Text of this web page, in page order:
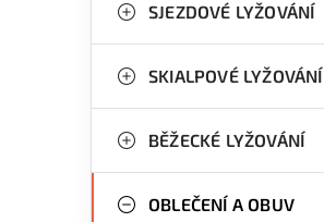
e
e
o
i
SJEZDOVÉ LYŽOVÁNÍ
SKIALPOVÉ LYŽOVÁNÍ
BĚŽECKÉ LYŽOVÁNÍ
OBLEČENÍ A OBUV